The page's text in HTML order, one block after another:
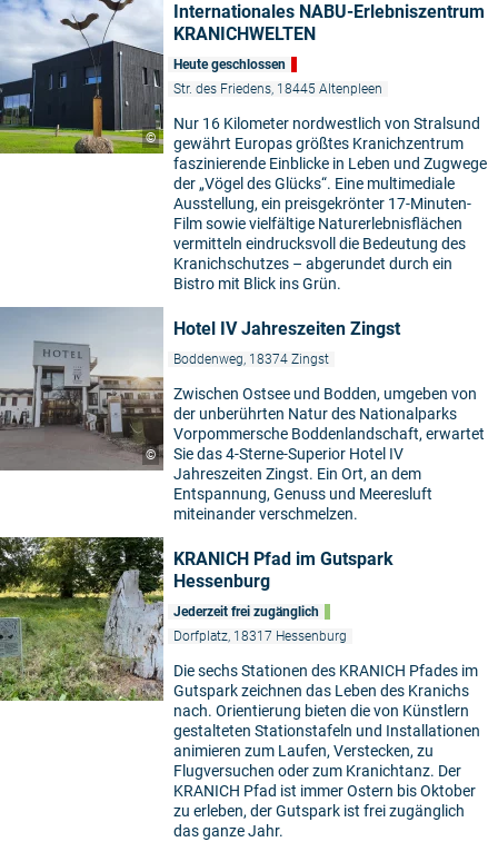
©
Internationales NABU-Erlebniszentrum
KRANICHWELTEN
Heute geschlossen
Str. des Friedens, 18445 Altenpleen
Nur 16 Kilometer nordwestlich von Stralsund
gewährt Europas größtes Kranichzentrum
faszinierende Einblicke in Leben und Zugwege
der „Vögel des Glücks“. Eine multimediale
Ausstellung, ein preisgekrönter 17-Minuten-
Film sowie vielfältige Naturerlebnisflächen
vermitteln eindrucksvoll die Bedeutung des
Kranichschutzes – abgerundet durch ein
Bistro mit Blick ins Grün.
©
Hotel IV Jahreszeiten Zingst
Boddenweg, 18374 Zingst
Zwischen Ostsee und Bodden, umgeben von
der unberührten Natur des Nationalparks
Vorpommersche Boddenlandschaft, erwartet
Sie das 4-Sterne-Superior Hotel IV
Jahreszeiten Zingst. Ein Ort, an dem
Entspannung, Genuss und Meeresluft
miteinander verschmelzen.
KRANICH Pfad im Gutspark
Hessenburg
Jederzeit frei zugänglich
Dorfplatz, 18317 Hessenburg
Die sechs Stationen des KRANICH Pfades im
Gutspark zeichnen das Leben des Kranichs
nach. Orientierung bieten die von Künstlern
gestalteten Stationstafeln und Installationen
animieren zum Laufen, Verstecken, zu
Flugversuchen oder zum Kranichtanz. Der
KRANICH Pfad ist immer Ostern bis Oktober
zu erleben, der Gutspark ist frei zugänglich
das ganze Jahr.